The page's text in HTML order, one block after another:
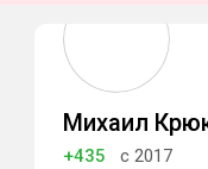
Михаил
+435 с 2017